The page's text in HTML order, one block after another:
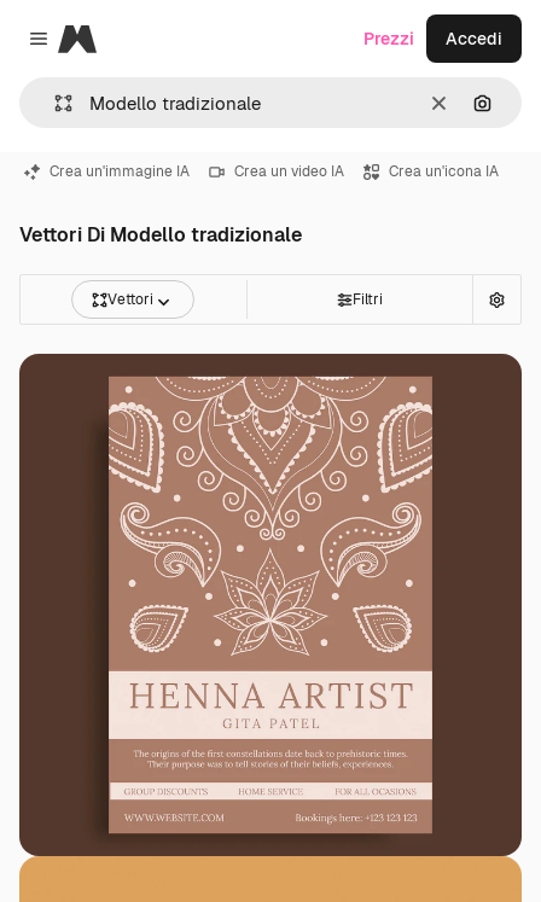
Close menu
Magnific
CancellaCerca
Prezzi Accedi
Crea un'immagine IA Crea un video IA Crea un'icona IA
Vettori Di Modello tradizionale
Vettori Filtri